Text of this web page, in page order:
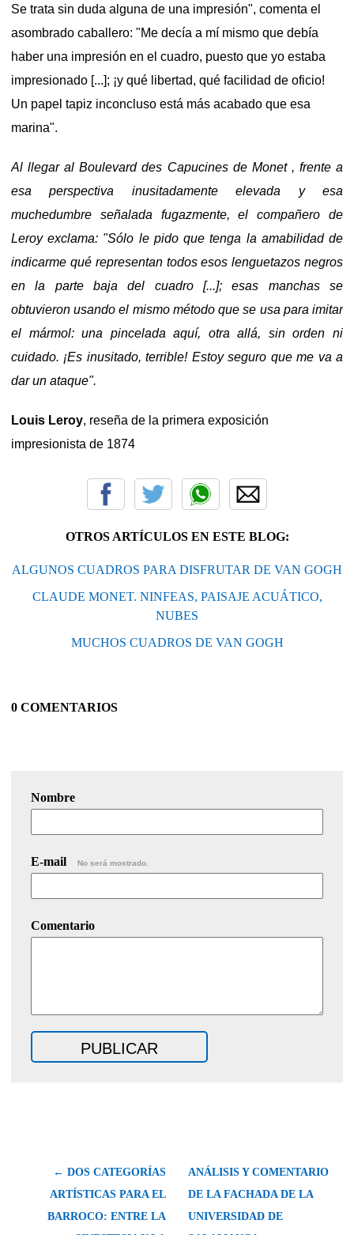
Se trata sin duda alguna de una impresión", comenta el
asombrado caballero: "Me decía a mí mismo que debía
haber una impresión en el cuadro, puesto que yo estaba
impresionado [...]; ¡y qué libertad, qué facilidad de oficio!
Un papel tapiz inconcluso está más acabado que esa
marina".
Al llegar al Boulevard des Capucines de Monet , frente a
esa perspectiva inusitadamente elevada y esa
muchedumbre señalada fugazmente, el compañero de
Leroy exclama: "Sólo le pido que tenga la amabilidad de
indicarme qué representan todos esos lenguetazos negros
en la parte baja del cuadro [...]; esas manchas se
obtuvieron usando el mismo método que se usa para imitar
el mármol: una pincelada aquí, otra allá, sin orden ni
cuidado. ¡Es inusitado, terrible! Estoy seguro que me va a
dar un ataque".
Louis Leroy, reseña de la primera exposición
impresionista de 1874
OTROS ARTÍCULOS EN ESTE BLOG:
ALGUNOS CUADROS PARA DISFRUTAR DE VAN GOGH
CLAUDE MONET. NINFEAS, PAISAJE ACUÁTICO,
NUBES
MUCHOS CUADROS DE VAN GOGH
0 COMENTARIOS
Nombre
E-mail No será mostrado.
Comentario
← DOS CATEGORÍAS
ARTÍSTICAS PARA EL
BARROCO: ENTRE LA
ANÁLISIS Y COMENTARIO
DE LA FACHADA DE LA
UNIVERSIDAD DE